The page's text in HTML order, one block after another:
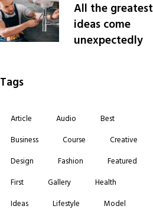
All the greatest
ideas come
unexpectedly
Tags
Article Audio
Best
Business
Course
Creative
Design
Fashion
Featured
First
Gallery
Health
Ideas
Lifestyle
Model